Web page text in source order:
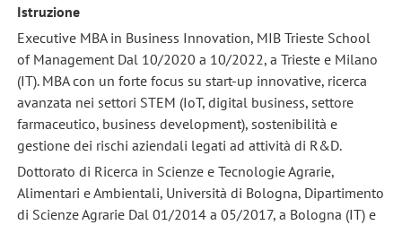
Istruzione
Executive MBA in Business Innovation, MIB Trieste School
of Management Dal 10/2020 a 10/2022, a Trieste e Milano
(IT). MBA con un forte focus su start-up innovative, ricerca
avanzata nei settori STEM (IoT, digital business, settore
farmaceutico, business development), sostenibilità e
gestione dei rischi aziendali legati ad attività di R&D.
Dottorato di Ricerca in Scienze e Tecnologie Agrarie,
Alimentari e Ambientali, Università di Bologna, Dipartimento
di Scienze Agrarie Dal 01/2014 a 05/2017, a Bologna (IT) e